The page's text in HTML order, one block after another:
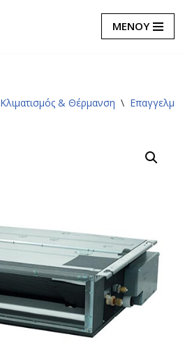
ΜΕΝΟΥ
Κλιματισμός & Θέρμανση \